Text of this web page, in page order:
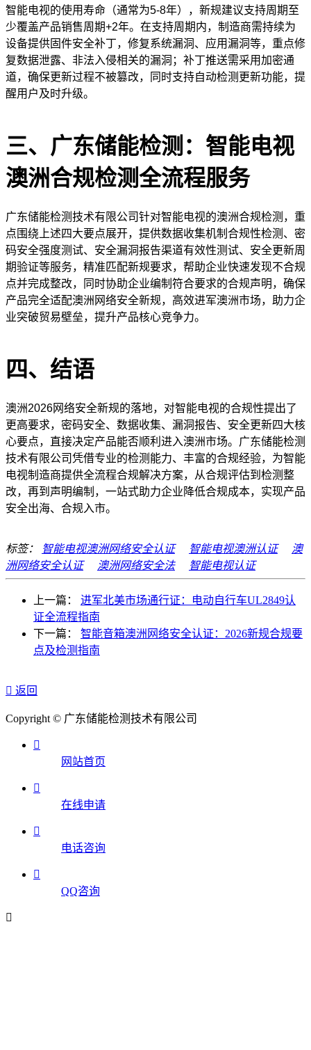
智能电视的使用寿命（通常为5-8年），新规建议支持周期至
少覆盖产品销售周期+2年。在支持周期内，制造商需持续为
设备提供固件安全补丁，修复系统漏洞、应用漏洞等，重点修
复数据泄露、非法入侵相关的漏洞；补丁推送需采用加密通
道，确保更新过程不被篡改，同时支持自动检测更新功能，提
醒用户及时升级。
三、广东储能检测：智能电视
澳洲合规检测全流程服务
广东储能检测技术有限公司针对智能电视的澳洲合规检测，重
点围绕上述四大要点展开，提供数据收集机制合规性检测、密
码安全强度测试、安全漏洞报告渠道有效性测试、安全更新周
期验证等服务，精准匹配新规要求，帮助企业快速发现不合规
点并完成整改，同时协助企业编制符合要求的合规声明，确保
产品完全适配澳洲网络安全新规，高效进军澳洲市场，助力企
业突破贸易壁垒，提升产品核心竞争力。
四、结语
澳洲2026网络安全新规的落地，对智能电视的合规性提出了
更高要求，密码安全、数据收集、漏洞报告、安全更新四大核
心要点，直接决定产品能否顺利进入澳洲市场。广东储能检测
技术有限公司凭借专业的检测能力、丰富的合规经验，为智能
电视制造商提供全流程合规解决方案，从合规评估到检测整
改，再到声明编制，一站式助力企业降低合规成本，实现产品
安全出海、合规入市。
标签： 智能电视澳洲网络安全认证 智能电视澳洲认证
澳
洲网络安全认证
澳洲网络安全法 智能电视认证
上一篇： 进军北美市场通行证：电动自行车UL2849认
证全流程指南
下一篇： 智能音箱澳洲网络安全认证：2026新规合规要
点及检测指南
 返回
Copyright © 广东储能检测技术有限公司

网站首页

在线申请

电话咨询

QQ咨询
